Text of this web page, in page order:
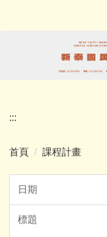
:::
首頁 課程計畫